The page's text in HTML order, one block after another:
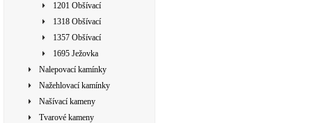
1201 Obšívací
1318 Obšívací
1357 Obšívací
1695 Ježovka
Nalepovací kamínky
Nažehlovací kamínky
Našívací kameny
Tvarové kameny